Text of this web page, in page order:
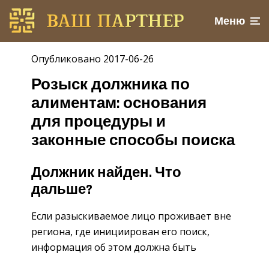
Меню
Опубликовано 2017-06-26
Розыск должника по
алиментам: основания
для процедуры и
законные способы поиска
Должник найден. Что
дальше?
Если разыскиваемое лицо проживает вне
региона, где инициирован его поиск,
информация об этом должна быть